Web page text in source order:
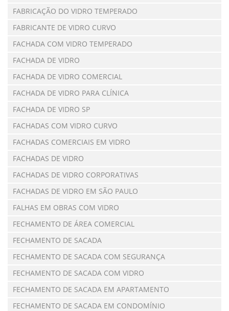
FABRICAÇÃO DO VIDRO TEMPERADO
FABRICANTE DE VIDRO CURVO
FACHADA COM VIDRO TEMPERADO
FACHADA DE VIDRO
FACHADA DE VIDRO COMERCIAL
FACHADA DE VIDRO PARA CLÍNICA
FACHADA DE VIDRO SP
FACHADAS COM VIDRO CURVO
FACHADAS COMERCIAIS EM VIDRO
FACHADAS DE VIDRO
FACHADAS DE VIDRO CORPORATIVAS
FACHADAS DE VIDRO EM SÃO PAULO
FALHAS EM OBRAS COM VIDRO
FECHAMENTO DE ÁREA COMERCIAL
FECHAMENTO DE SACADA
FECHAMENTO DE SACADA COM SEGURANÇA
FECHAMENTO DE SACADA COM VIDRO
FECHAMENTO DE SACADA EM APARTAMENTO
FECHAMENTO DE SACADA EM CONDOMÍNIO